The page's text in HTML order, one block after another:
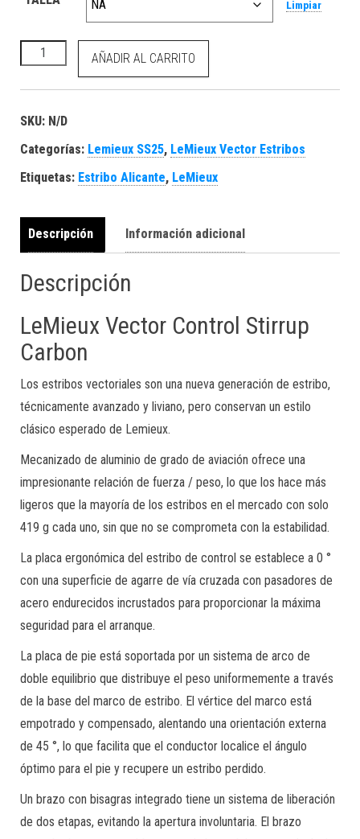
Limpiar
Vector Control Stirrup Carbon cantidad
AÑADIR AL CARRITO
SKU: N/D
Categorías: Lemieux SS25, LeMieux Vector Estribos
Etiquetas: Estribo Alicante, LeMieux
Descripción Información adicional
Descripción
LeMieux Vector Control Stirrup
Carbon
Los estribos vectoriales son una nueva generación de estribo,
técnicamente avanzado y liviano, pero conservan un estilo
clásico esperado de Lemieux.
Mecanizado de aluminio de grado de aviación ofrece una
impresionante relación de fuerza / peso, lo que los hace más
ligeros que la mayoría de los estribos en el mercado con solo
419 g cada uno, sin que no se comprometa con la estabilidad.
La placa ergonómica del estribo de control se establece a 0 °
con una superficie de agarre de vía cruzada con pasadores de
acero endurecidos incrustados para proporcionar la máxima
seguridad para el arranque.
La placa de pie está soportada por un sistema de arco de
doble equilibrio que distribuye el peso uniformemente a través
de la base del marco de estribo. El vértice del marco está
empotrado y compensado, alentando una orientación externa
de 45 °, lo que facilita que el conductor localice el ángulo
óptimo para el pie y recupere un estribo perdido.
Un brazo con bisagras integrado tiene un sistema de liberación
de dos etapas, evitando la apertura involuntaria. El brazo